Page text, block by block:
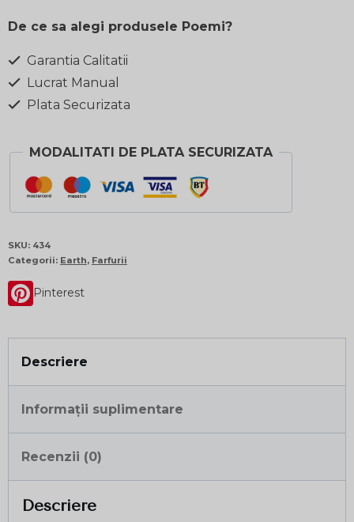
cm
Earth
De ce sa alegi produsele Poemi?
Garantia Calitatii
Lucrat Manual
Plata Securizata
MODALITATI DE PLATA SECURIZATA
SKU: 434
Categorii: Earth, Farfurii
Pinterest
Descriere
Informații suplimentare
Recenzii (0)
Descriere